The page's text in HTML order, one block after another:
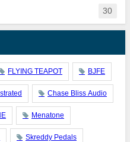
30
FLYING TEAPOT BJFE
Chase Bliss Audio
Menatone
Skreddy Pedals